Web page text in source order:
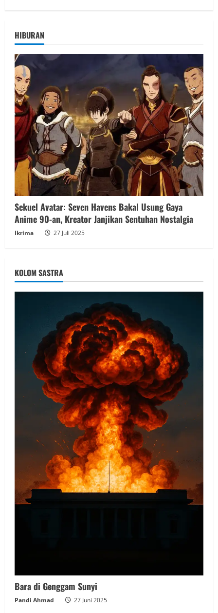
HIBURAN
Sekuel Avatar: Seven Havens Bakal Usung Gaya
Anime 90-an, Kreator Janjikan Sentuhan Nostalgia
Ikrima 27 Juli 2025
KOLOM SASTRA
Bara di Genggam Sunyi
Pandi Ahmad 27 Juni 2025